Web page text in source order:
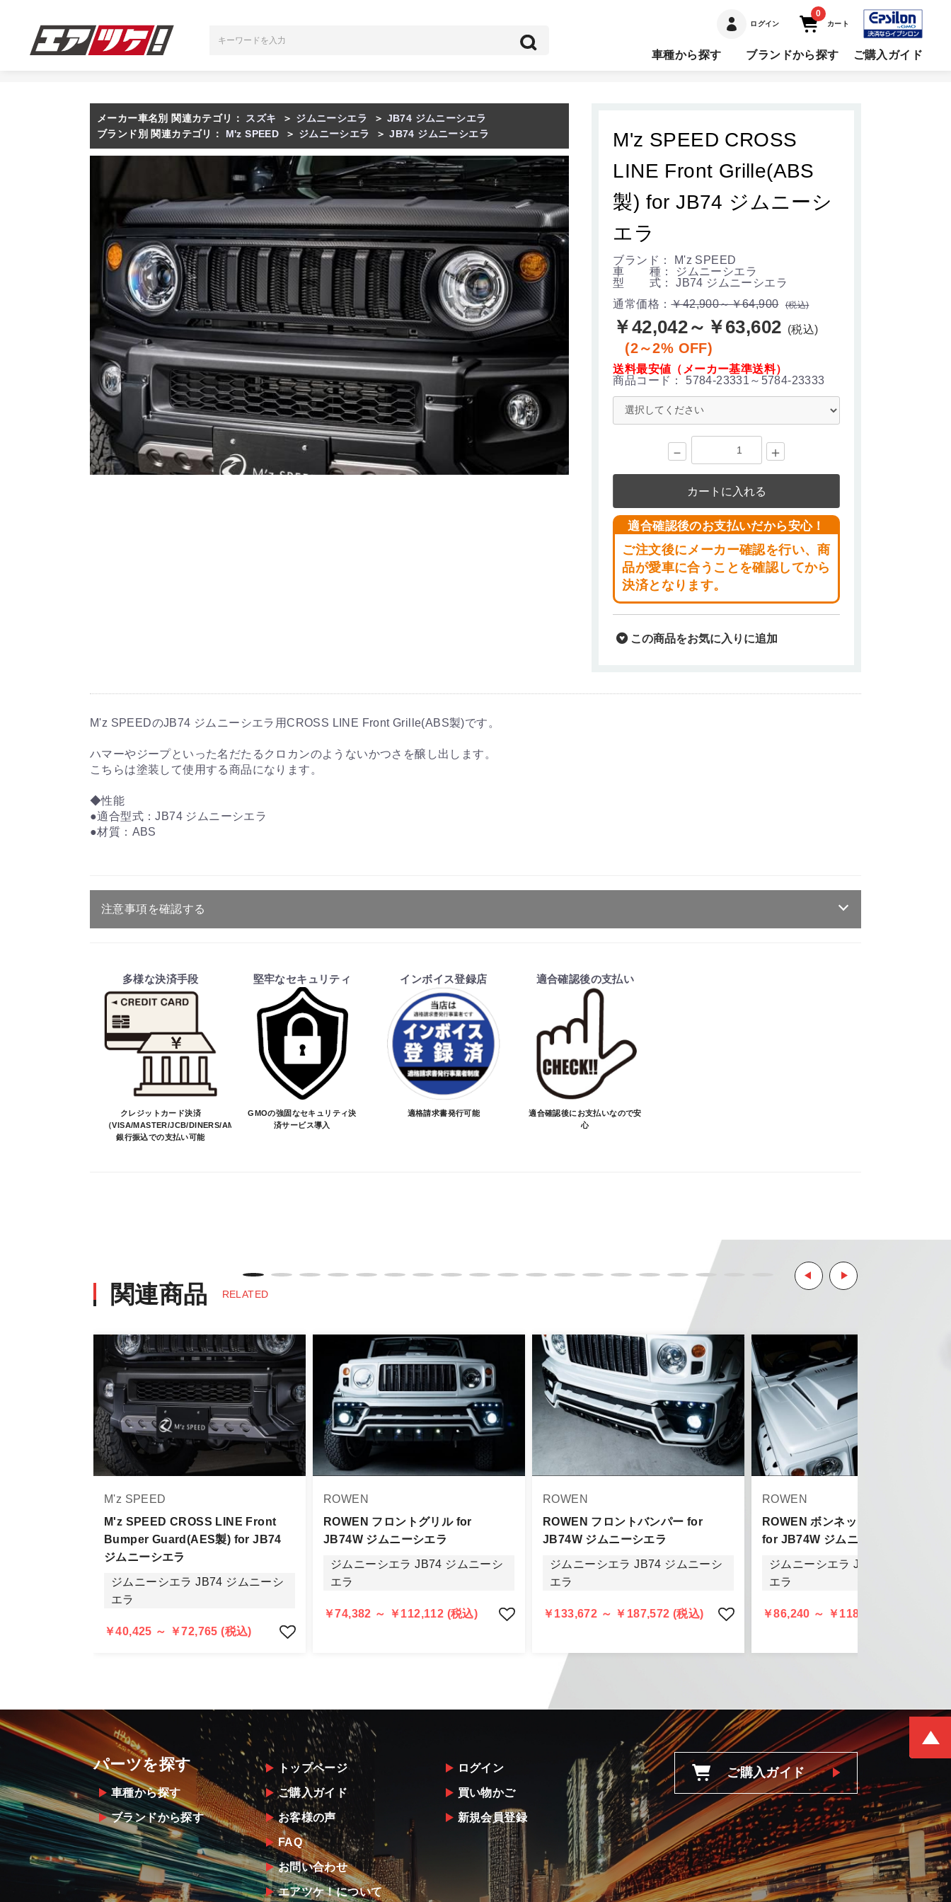
ログイン
0
カート
車種から探す ブランドから探す ご購入ガイド
メーカー車名別 関連カテゴリ： スズキ ＞ ジムニーシエラ ＞ JB74 ジムニーシエラ
ブランド別 関連カテゴリ：
M'z SPEED ＞ ジムニーシエラ ＞ JB74 ジムニーシエラ
M'z SPEED CROSS
LINE Front Grille(ABS
製) for JB74 ジムニーシ
エラ
ブランド： M'z SPEED
車 種： ジムニーシエラ
型 式： JB74 ジムニーシエラ
通常価格：￥42,900～￥64,900 (税込)
￥42,042～￥63,602 (税込)
(2～2% OFF)
送料最安値（メーカー基準送料）
商品コード： 5784-23331～5784-23333
－ ＋
カートに入れる
適合確認後のお支払いだから安心！
ご注文後にメーカー確認を行い、商
品が愛車に合うことを確認してから
決済となります。
この商品をお気に入りに追加
お買物を続ける カートへ進む
M'z SPEEDのJB74 ジムニーシエラ用CROSS LINE Front Grille(ABS製)です。
ハマーやジープといった名だたるクロカンのようないかつさを醸し出します。
こちらは塗装して使用する商品になります。
◆性能
●適合型式：JB74 ジムニーシエラ
●材質：ABS
注意事項を確認する
・ご注文受付後、メーカーに適合確認を行い、商品の価格・送料及び納期の正式なご連絡をしてからの決済となっております。
そのため、ご注文後に適合確認を行い、適合しない場合はキャンセル可能です。
※商品はメーカー品のため予告無く価格が変わる場合があります。
※商品は予告無く生産及び販売不可となる場合があります。
・ご注文前の納期のお問い合わせは、ご注文時と納期が異なるトラブルが発生致しますのでお受けしておりません。
納期を知りたい場合は、一旦ご注文のお手続きをお願い致します。
決済について
・ご注文後にメーカー確認を行い、商品が愛車に合うことを確認してから決済となります。
・決済後の正式注文後のキャンセルや変更は不可となりますので、商品やカラー等、お間違い無いようお願い致します。
商品名や説明等でご確認ください。
・エアロパーツ・マフラー等の大型商品は、個人宅への直送・営業所止めができないことがあることはご了承ください。
また、小さな商品でも、メーカーによっては個人宅直送・営業所止めが不可の場合がございます。
・発送先に、塗装・取付店等の業者様をご指定することをお奨め致します。
・メーカーによっては、配送先が自動車関連業者でなければ、配送出来ないことがあることは予めご了承ください。
お届け商品について
商品到着後は速やかに開封のうえ、中身をご確認下さい。
万一、商品に不具合があった場合は商品出荷後5日以内にご連絡をお願いします。
なお、塗装・加工・装着後の交換や返品は、理由を問わず一切お受けできません。
商品の不具合や状況は写真等をお願いする場合もございますので、ご協力をお願いします。
尚、やむを得ず同等品・代替品をご用意出来ない場合はご返金とさせて頂きます。
お客様のお支払い方法に関わらず、ご返金は銀行振込となりますことを予めご了承下さい。
多様な決済手段
クレジットカード決済
（VISA/MASTER/JCB/DINERS/AMEX）、
銀行振込での支払い可能
堅牢なセキュリティ
GMOの強固なセキュリティ決
済サービス導入
インボイス登録店
適格請求書発行可能
適合確認後の支払い
適合確認後にお支払いなので安
心
関連商品 RELATED
M'z SPEED
M'z SPEED CROSS LINE Front
Bumper Guard(AES製) for JB74
ジムニーシエラ
ジムニーシエラ JB74 ジムニーシ
エラ
￥40,425 ～ ￥72,765 (税込)
ROWEN
ROWEN フロントグリル for
JB74W ジムニーシエラ
ジムニーシエラ JB74 ジムニーシ
エラ
￥74,382 ～ ￥112,112 (税込)
ROWEN
ROWEN フロントバンパー for
JB74W ジムニーシエラ
ジムニーシエラ JB74 ジムニーシ
エラ
￥133,672 ～ ￥187,572 (税込)
ROWEN
ROWEN ボンネットフードカバー
for JB74W ジムニーシエラ
ジムニーシエラ JB74 ジムニーシ
エラ
￥86,240 ～ ￥118,580 (税込)
パーツを探す
車種から探す
ブランドから探す
トップページ
ご購入ガイド
お客様の声
FAQ
お問い合わせ
エアツケ！について
ログイン
買い物かご
新規会員登録
ご購入ガイド